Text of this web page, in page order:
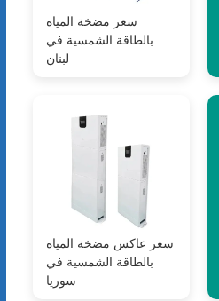
سعر مضخة المياه
بالطاقة الشمسية في
لبنان
سعر عاكس مضخة المياه
بالطاقة الشمسية في
سوريا